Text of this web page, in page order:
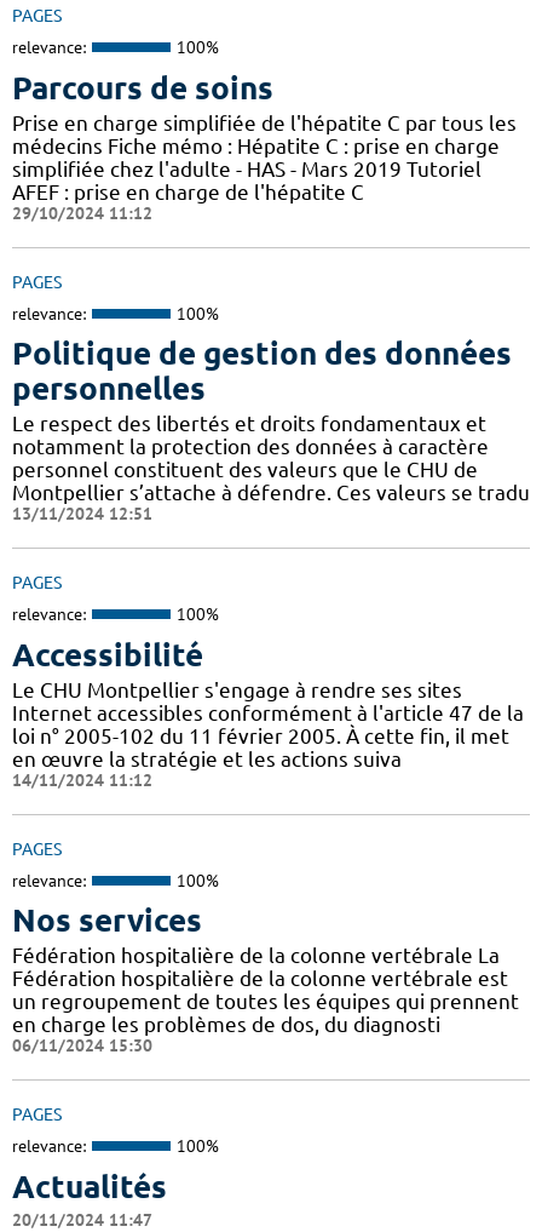
PAGES
relevance: 100%
Parcours de soins
Prise en charge simplifiée de l'hépatite C par tous les
médecins Fiche mémo : Hépatite C : prise en charge
simplifiée chez l'adulte - HAS - Mars 2019 Tutoriel
AFEF : prise en charge de l'hépatite C
29/10/2024 11:12
PAGES
relevance: 100%
Politique de gestion des données
personnelles
Le respect des libertés et droits fondamentaux et
notamment la protection des données à caractère
personnel constituent des valeurs que le CHU de
Montpellier s’attache à défendre. Ces valeurs se tradu
13/11/2024 12:51
PAGES
relevance: 100%
Accessibilité
Le CHU Montpellier s'engage à rendre ses sites
Internet accessibles conformément à l'article 47 de la
loi n° 2005-102 du 11 février 2005. À cette fin, il met
en œuvre la stratégie et les actions suiva
14/11/2024 11:12
PAGES
relevance: 100%
Nos services
Fédération hospitalière de la colonne vertébrale La
Fédération hospitalière de la colonne vertébrale est
un regroupement de toutes les équipes qui prennent
en charge les problèmes de dos, du diagnosti
06/11/2024 15:30
PAGES
relevance: 100%
Actualités
20/11/2024 11:47